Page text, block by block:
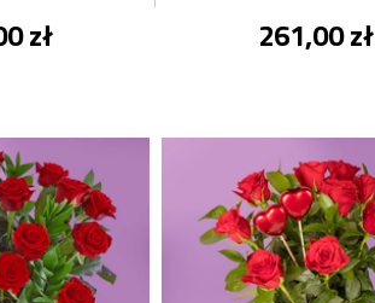
zł 261,00 zł